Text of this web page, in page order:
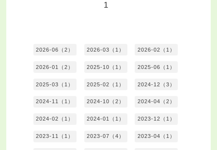
1
2026-06（2） 2026-03（1） 2026-02（1）
2026-01（2） 2025-10（1） 2025-06（1）
2025-03（1） 2025-02（1） 2024-12（3）
2024-11（1） 2024-10（2） 2024-04（2）
2024-02（1） 2024-01（1） 2023-12（1）
2023-11（1） 2023-07（4） 2023-04（1）